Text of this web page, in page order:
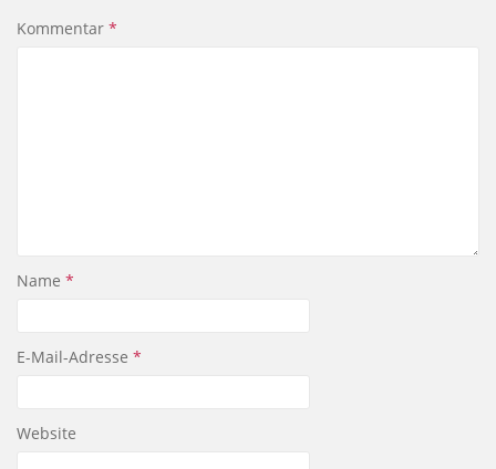
Kommentar *
Name *
E-Mail-Adresse *
Website